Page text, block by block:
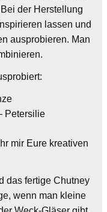
der Herstellung
lassen und
ausprobieren. Man
Petersilie
mir Eure kreativen
das fertige Chutney
wenn man kleine